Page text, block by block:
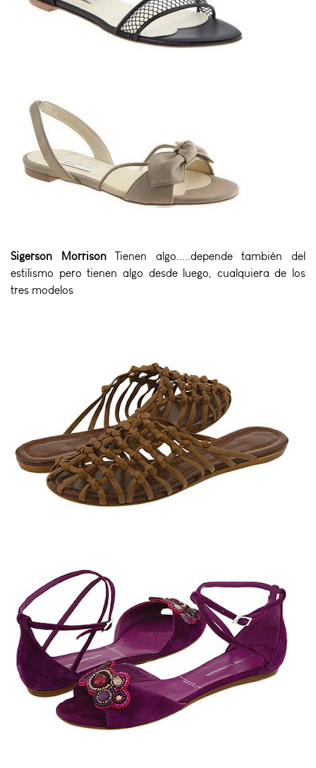
Sigerson MorrisonTienen algo.....depende también del
estilismo pero tienen algo desde luego, cualquiera de los
tres modelos